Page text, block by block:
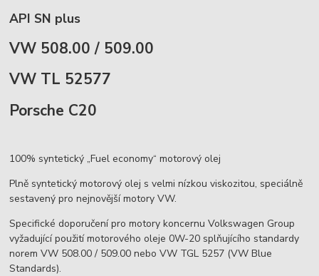
API SN plus
VW 508.00 / 509.00
VW TL 52577
Porsche C20
100% syntetický „Fuel economy“ motorový olej
Plně syntetický motorový olej s velmi nízkou viskozitou, speciálně
sestavený pro nejnovější motory VW.
Specifické doporučení pro motory koncernu Volkswagen Group
vyžadující použití motorového oleje 0W-20 splňujícího standardy
norem VW 508.00 / 509.00 nebo VW TGL 5257 (VW Blue
Standards).